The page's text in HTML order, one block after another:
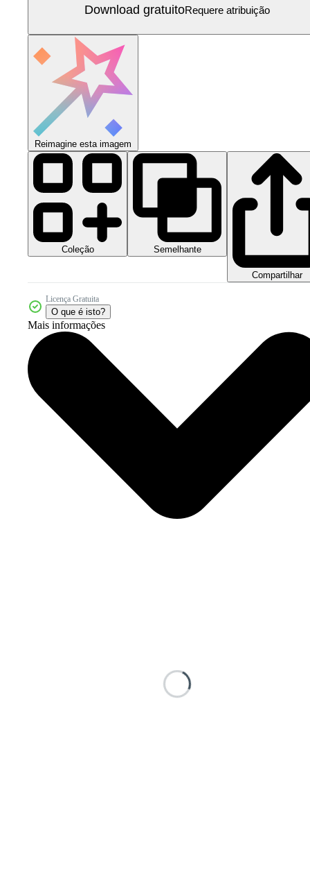
Download gratuitoRequere atribuição
Reimagine esta imagem
Coleção Semelhante
Compartilhar
Licença Gratuita
O que é isto?
Mais informações